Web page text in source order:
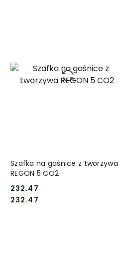
Szafka na gaśnice z tworzywa
REGON 5 CO2
Cena:
232.47
Cena:
232.47
DO KOSZYKA